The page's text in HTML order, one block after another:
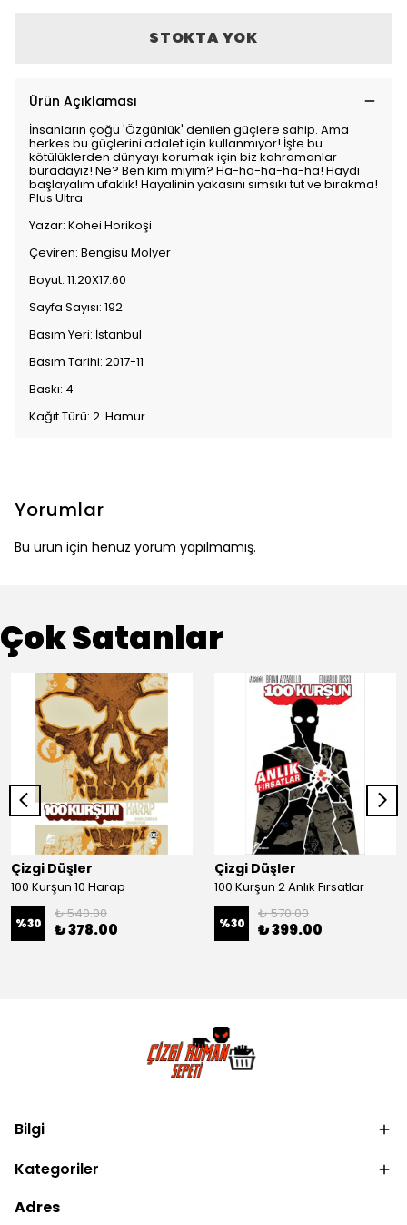
STOKTA YOK
Ürün Açıklaması
İnsanların çoğu 'Özgünlük' denilen güçlere sahip. Ama
herkes bu güçlerini adalet için kullanmıyor! İşte bu
kötülüklerden dünyayı korumak için biz kahramanlar
buradayız! Ne? Ben kim miyim? Ha-ha-ha-ha-ha! Haydi
başlayalım ufaklık! Hayalinin yakasını sımsıkı tut ve bırakma!
Plus Ultra
Yazar: Kohei Horikoşi
Çeviren: Bengisu Molyer
Boyut: 11.20X17.60
Sayfa Sayısı: 192
Basım Yeri: İstanbul
Basım Tarihi: 2017-11
Baskı: 4
Kağıt Türü: 2. Hamur
Yorumlar
Bu ürün için henüz yorum yapılmamış.
Çok Satanlar
Çizgi Düşler
100 Kurşun 10 Harap
%30
₺ 540.00
₺ 378.00
Çizgi Düşler
100 Kurşun 2 Anlık Fırsatlar
%30
₺ 570.00
₺ 399.00
Bilgi
Kategoriler
Adres